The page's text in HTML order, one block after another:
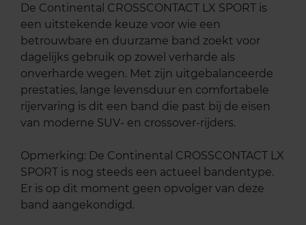
De Continental CROSSCONTACT LX SPORT is
een uitstekende keuze voor wie een
betrouwbare en duurzame band zoekt voor
dagelijks gebruik op zowel verharde als
onverharde wegen. Met zijn uitgebalanceerde
prestaties, lange levensduur en comfortabele
rijervaring is dit een band die past bij de eisen
van moderne SUV- en crossover-rijders.
Opmerking: De Continental CROSSCONTACT LX
SPORT is nog steeds een actueel bandentype.
Er is op dit moment geen opvolger van deze
band aangekondigd.